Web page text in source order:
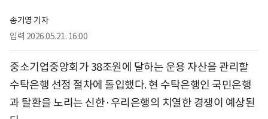
송기영 기자
입력 2026.05.21. 16:00
중소기업중앙회가 38조원에 달하는 운용 자산을 관리할
수탁은행 선정 절차에 돌입했다. 현 수탁은행인 국민은행
과 탈환을 노리는 신한·우리은행의 치열한 경쟁이 예상된